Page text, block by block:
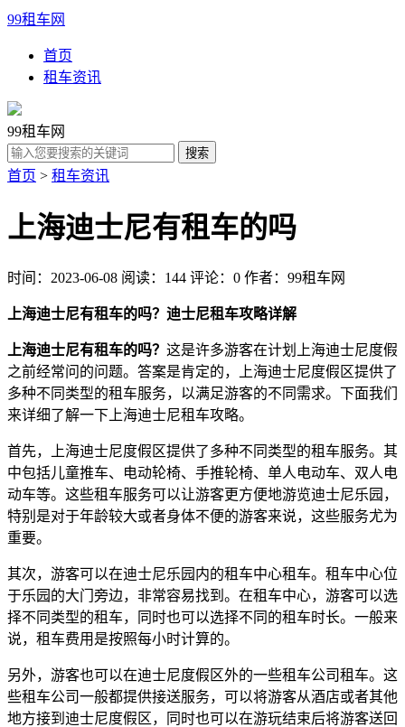
99租车网
首页
租车资讯
99租车网
首页 > 租车资讯
上海迪士尼有租车的吗
时间：2023-06-08 阅读：144 评论：0 作者：99租车网
上海迪士尼有租车的吗？迪士尼租车攻略详解
上海迪士尼有租车的吗？ 这是许多游客在计划上海迪士尼度假
之前经常问的问题。答案是肯定的，上海迪士尼度假区提供了
多种不同类型的租车服务，以满足游客的不同需求。下面我们
来详细了解一下上海迪士尼租车攻略。
首先，上海迪士尼度假区提供了多种不同类型的租车服务。其
中包括儿童推车、电动轮椅、手推轮椅、单人电动车、双人电
动车等。这些租车服务可以让游客更方便地游览迪士尼乐园，
特别是对于年龄较大或者身体不便的游客来说，这些服务尤为
重要。
其次，游客可以在迪士尼乐园内的租车中心租车。租车中心位
于乐园的大门旁边，非常容易找到。在租车中心，游客可以选
择不同类型的租车，同时也可以选择不同的租车时长。一般来
说，租车费用是按照每小时计算的。
另外，游客也可以在迪士尼度假区外的一些租车公司租车。这
些租车公司一般都提供接送服务，可以将游客从酒店或者其他
地方接到迪士尼度假区，同时也可以在游玩结束后将游客送回